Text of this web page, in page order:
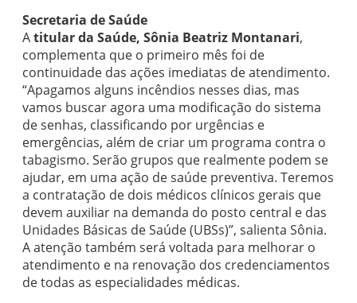
Secretaria de Saúde
Atitular da Saúde, Sônia Beatriz Montanari,
complementa que o primeiro mês foi de
continuidade das ações imediatas de atendimento.
“Apagamos alguns incêndios nesses dias, mas
vamos buscar agora uma modificação do sistema
de senhas, classificando por urgências e
emergências, além de criar um programa contra o
tabagismo. Serão grupos que realmente podem se
ajudar, em uma ação de saúde preventiva. Teremos
a contratação de dois médicos clínicos gerais que
devem auxiliar na demanda do posto central e das
Unidades Básicas de Saúde (UBSs)”, salienta Sônia.
A atenção também será voltada para melhorar o
atendimento e na renovação dos credenciamentos
de todas as especialidades médicas.